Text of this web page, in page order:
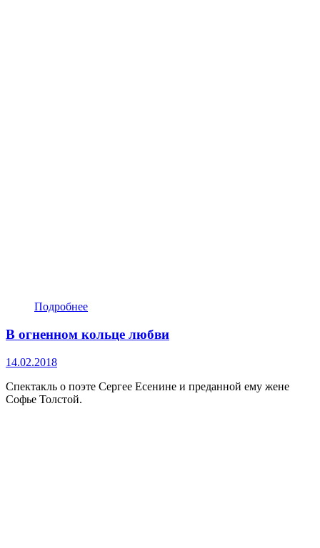
Подробнее
В огненном кольце любви
14.02.2018
Спектакль о поэте Сергее Есенине и преданной ему жене
Софье Толстой.